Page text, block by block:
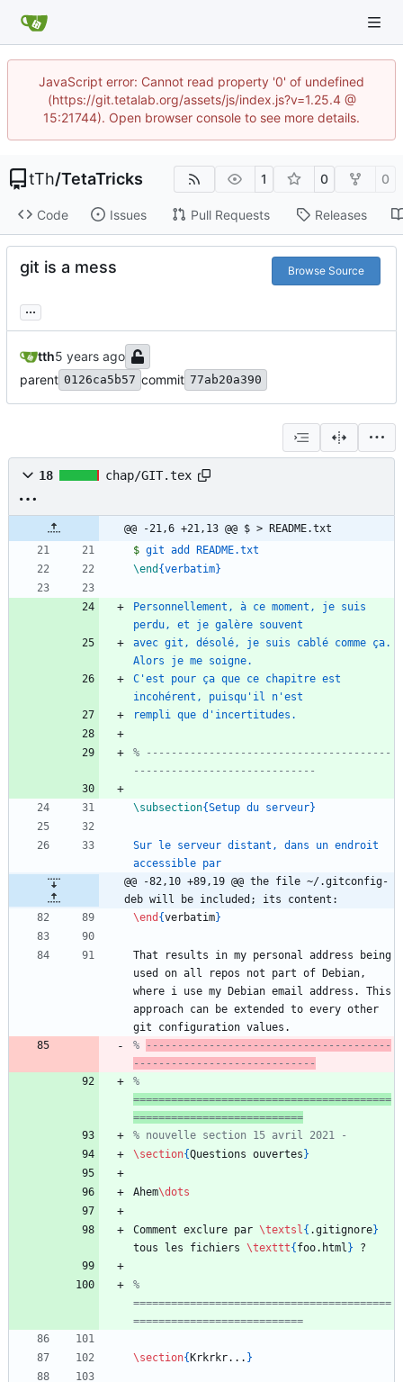
JavaScript error: Cannot read property '0' of undefined
(https://git.tetalab.org/assets/js/index.js?v=1.25.4 @
15:21744). Open browser console to see more details.
tTh/TetaTricks 1 0 0
Code Issues Pull Requests Releases
git is a mess Browse Source
...
tth
parent 0126ca5b57 commit 77ab20a390
18 chap/GIT.tex
@@ -21,6 +21,13 @@ $ > README.txt
$
\end {verbatim}
Personnellement, à ce moment, je suis
avec git, désolé, je suis cablé comme ça.
C'est pour ça que ce chapitre est
% ---------------------------------------
\subsection{Setup du serveur}
Sur le serveur distant, dans un endroit
@@ -82,10 +89,19 @@ the file ~/.gitconfig-
deb will be included; its content:
\end {verbatim}
That results in my personal address being
used on all repos not part of Debian,
where i use my Debian email address. This
approach can be extended to every other
%
---------------------------------------
-----------------------------
=========================================
===========================
\section{Questions ouvertes }
Ahem\dots
Comment exclure par \textsl{ .gitignore}
tous les fichiers \texttt{ foo.html }
%
=========================================
\section{ Krkrkr... }